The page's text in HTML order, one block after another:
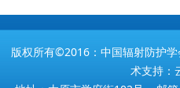
版权所有©2016：中国辐射防护
术支持：